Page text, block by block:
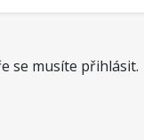
se musíte přihlásit.